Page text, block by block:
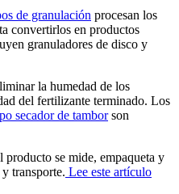
de granulación procesan los
convertirlos en productos
granuladores de disco y
la humedad de los
del fertilizante terminado. Los
secador de tamborson
se mide, empaqueta y
transporte. Lee este artículo